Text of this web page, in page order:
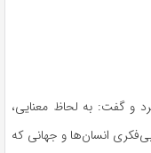
و گفت: به لحاظ معنایی،
انسان‌ها و جهانی که